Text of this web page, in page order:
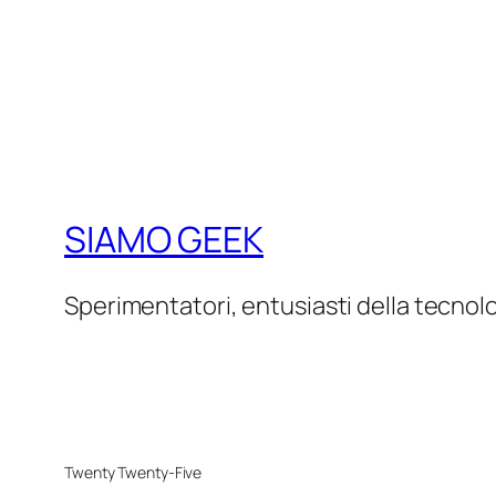
SIAMO GEEK
Sperimentatori, entusiasti della
Twenty Twenty-Five